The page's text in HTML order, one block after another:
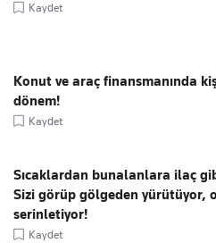
Kaydet
Konut ve araç finansmanında
dönem!
Kaydet
Sıcaklardan bunalanlara ilaç
Sizi görüp gölgeden yürütüyor,
serinletiyor!
Kaydet